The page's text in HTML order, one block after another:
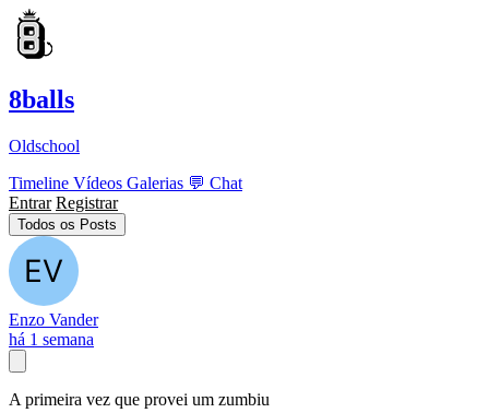
8balls
Oldschool
Timeline Vídeos Galerias 💬 Chat
Entrar Registrar
Todos os Posts
Enzo Vander
há 1 semana
A primeira vez que provei um zumbiu